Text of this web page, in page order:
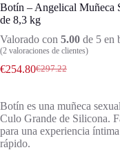
Botín – Angelical Muñeca
de 8,3 kg
Valorado con 5.00 de 5 en
(2 valoraciones de clientes)
€297.22
€254.80
Botín es una muñeca
Culo Grande de Silicona.
para una experiencia
rápido.